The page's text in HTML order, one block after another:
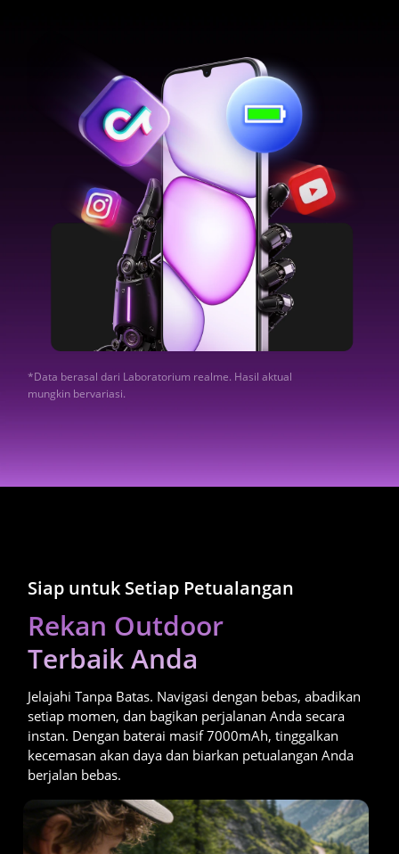
*Data berasal dari Laboratorium realme. Hasil aktual
mungkin bervariasi.
Siap untuk Setiap Petualangan
Rekan Outdoor
Terbaik Anda
Jelajahi Tanpa Batas. Navigasi dengan bebas, abadikan
setiap momen, dan bagikan perjalanan Anda secara
instan. Dengan baterai masif 7000mAh, tinggalkan
kecemasan akan daya dan biarkan petualangan Anda
berjalan bebas.